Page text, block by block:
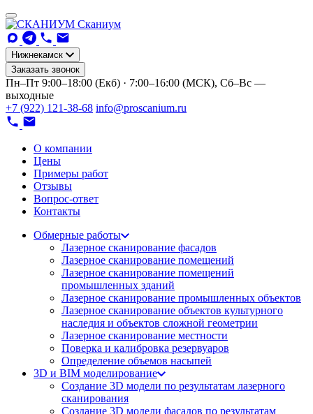
Сканиум
Нижнекамск
Заказать звонок
Пн–Пт 9:00–18:00 (Екб) · 7:00–16:00 (МСК), Сб–Вс —
выходные
+7 (922) 121-38-68 info@proscanium.ru
О компании
Цены
Примеры работ
Отзывы
Вопрос-ответ
Контакты
Обмерные работы
Лазерное сканирование фасадов
Лазерное сканирование помещений
Лазерное сканирование помещений
промышленных зданий
Лазерное сканирование промышленных объектов
Лазерное сканирование объектов культурного
наследия и объектов сложной геометрии
Лазерное сканирование местности
Поверка и калибровка резервуаров
Определение объемов насы​​пей
3D и BIM моделирование
Создание 3D модели по результатам лазерного
сканирования
Создание 3D модели фасадов по результатам